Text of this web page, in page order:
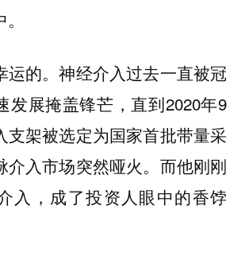
运的。神经介入过去一直被冠
发展掩盖锋芒，直到2020年9
支架被选定为国家首批带量采
介入市场突然哑火。而他刚刚
入，成了投资人眼中的香饽